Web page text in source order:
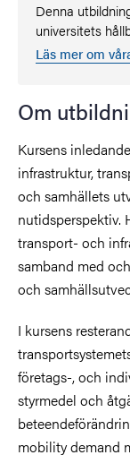
Denna
universitets
Läs mer om
Om
Kursens
infrastruktur,
och samhällets
nutidsperspektiv.
transport- och
samband med
och
I kursens
företags-, och
styrmedel och
mobility demand